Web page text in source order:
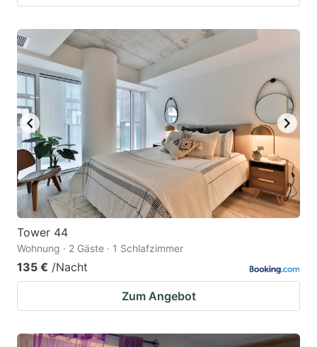
Tower 44
Wohnung · 2 Gäste · 1 Schlafzimmer
135 € /Nacht
Zum Angebot